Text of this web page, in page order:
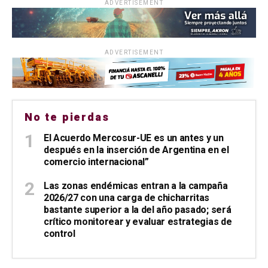
ADVERTISEMENT
ADVERTISEMENT
No te pierdas
El Acuerdo Mercosur-UE es un antes y un
después en la inserción de Argentina en el
comercio internacional”
Las zonas endémicas entran a la campaña
2026/27 con una carga de chicharritas
bastante superior a la del año pasado; será
crítico monitorear y evaluar estrategias de
control